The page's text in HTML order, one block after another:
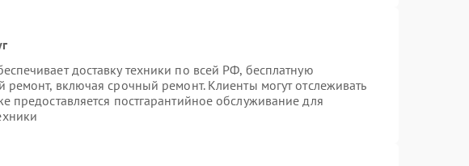
доставку техники по всей РФ, бесплатную
ремонт, включая срочный ремонт. Клиенты могут отслеживать
предоставляется постгарантийное обслуживание для